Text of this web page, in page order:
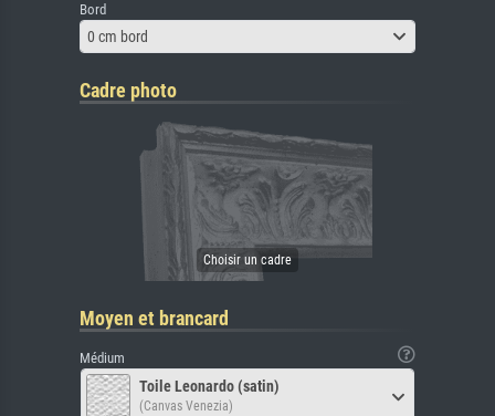
Bord
0 cm bord
Cadre photo
Moyen et brancard
Médium
Toile Leonardo (satin)
(Canvas Venezia)